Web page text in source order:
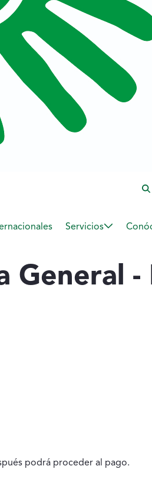
Servicios
General -
podrá proceder al pago.